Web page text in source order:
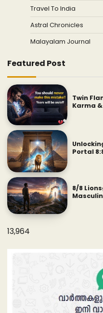
Travel To India
Astral Chronicles
Malayalam Journal
Featured Post
Twin
Karma
Portal
8/8
13,964